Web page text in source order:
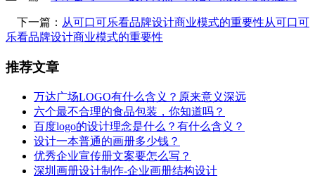
下一篇： 从可口可乐看品牌设计商业模式的重要性从可口可
乐看品牌设计商业模式的重要性
推荐文章
万达广场LOGO有什么含义？原来意义深远
六个最不合理的食品包装，你知道吗？
百度logo的设计理念是什么？有什么含义？
设计一本普通的画册多少钱？
优秀企业宣传册文案要怎么写？
深圳画册设计制作-企业画册结构设计